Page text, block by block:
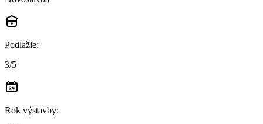
Podlažie:
3/5
Rok výstavby: